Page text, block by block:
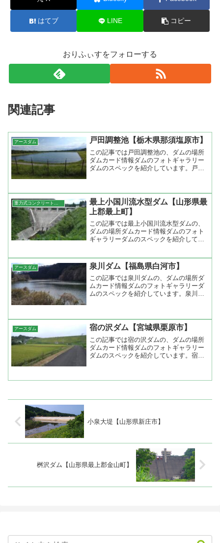
はてブ LINE コピー
おりふぃすをフォローする
関連記事
アースダム 戸田調整池【栃木県那須塩原市】
この記事では戸田調整池の、ダムの場所
ダムカード情報ダムのフォトギャラリー
ダムのスペックを紹介しています。戸田
最上小国川流水型ダム【山形県最
上郡最上町】
この記事では最上小国川流水型ダムの、
ダムの場所ダムカード情報ダムのフォト
ギャラリーダムのスペックを紹介してい
アースダム 泉川ダム【福島県白河市】
この記事では泉川ダムの、ダムの場所ダ
ムカード情報ダムのフォトギャラリーダ
ムのスペックを紹介しています。泉川ダ
アースダム 宿の沢ダム【宮城県栗原市】
この記事では宿の沢ダムの、ダムの場所
ダムカード情報ダムのフォトギャラリー
ダムのスペックを紹介しています。宿の
小泉大堤【山形県新庄市】
桝沢ダム【山形県最上郡金山町】